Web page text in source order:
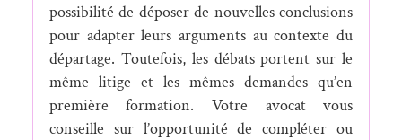
possibilité de déposer de nouvelles conclusions
pour adapter leurs arguments au contexte du
départage. Toutefois, les débats portent sur le
même litige et les mêmes demandes qu’en
première formation. Votre avocat vous
conseille sur l’opportunité de compléter ou